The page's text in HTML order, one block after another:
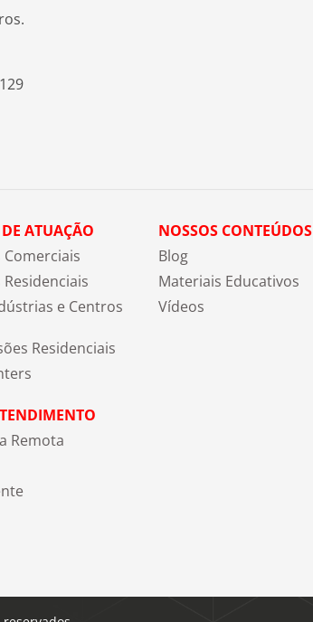
ATUAÇÃO
e Centros
Residenciais
Remota
NOSSOS CONTEÚDOS
Blog
Materiais Educativos
Vídeos